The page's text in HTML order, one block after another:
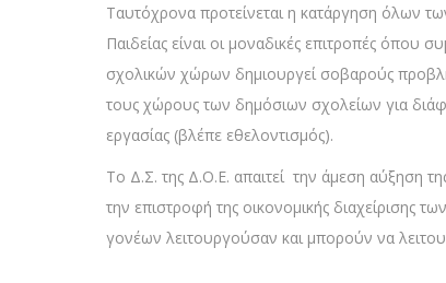
Ταυτόχρονα προτείνεται η κατάργηση όλων
Παιδείας είναι οι μοναδικές επιτροπές
σχολικών χώρων δημιουργεί σοβαρούς
τους χώρους των δημόσιων σχολείων για
εργασίας (βλέπε εθελοντισμός).
Το Δ.Σ. της Δ.Ο.Ε. απαιτεί την άμεση αύξηση
την επιστροφή της οικονομικής
γονέων λειτουργούσαν και μπορούν να